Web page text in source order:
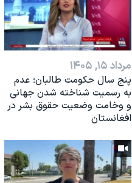
مرداد ۱۵, ۱۴۰۵
پنج سال حکومت طالبان؛ عدم
به رسمیت شناخته شدن جهانی
و وخامت وضعیت حقوق بشر در
افغانستان